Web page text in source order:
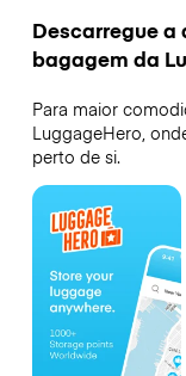
Descarregue a
bagagem da
Para maior
LuggageHero,
perto de si.